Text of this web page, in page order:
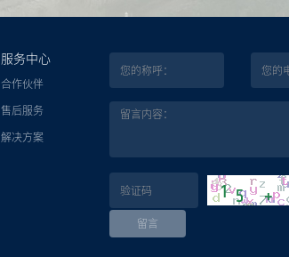
服务中心
合作伙伴
售后服务
解决方案
留言